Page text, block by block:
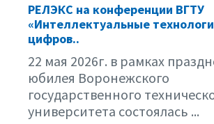
РЕЛЭКС на конференции ВГТУ
«Интеллектуальные
цифров..
22 мая 2026г. в рамках
юбилея Воронежского
государственного
университета состоялась ...